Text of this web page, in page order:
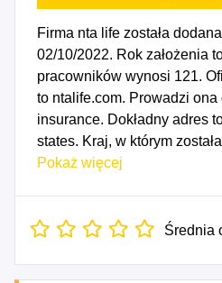
Firma nta life została
02/10/2022. Rok założenia
pracowników wynosi 121.
to ntalife.com. Prowadzi ona
insurance. Dokładny adres
states. Kraj, w którym
states.
Pokaż więcej
Średnia